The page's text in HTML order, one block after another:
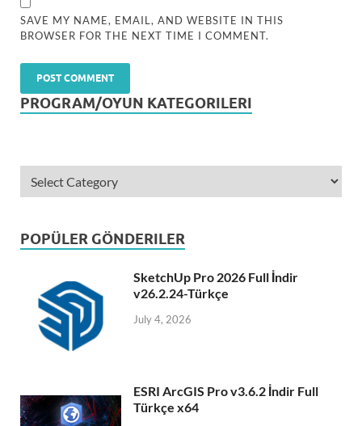
SAVE MY NAME, EMAIL, AND WEBSITE IN THIS
BROWSER FOR THE NEXT TIME I COMMENT.
PROGRAM/OYUN KATEGORILERI
POPÜLER GÖNDERILER
SketchUp Pro 2026 Full İndir
v26.2.24-Türkçe
July 4, 2026
ESRI ArcGIS Pro v3.6.2 İndir Full
Türkçe x64